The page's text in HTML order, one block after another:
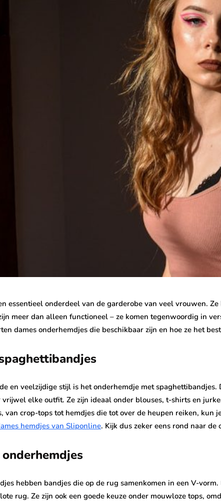
essentieel onderdeel van de garderobe van veel vrouwen.
meer dan alleen functioneel – ze komen tegenwoordig in
dames onderhemdjes die beschikbaar zijn en hoe ze het
en veelzijdige stijl is het onderhemdje met
vrijwel elke outfit. Ze zijn ideaal onder blouses, t-shirts en
van crop-tops tot hemdjes die tot over de heupen reiken,
hemdjes van Sliponline. Kijk dus zeker eens rond naar de
hebben bandjes die op de rug samenkomen in een V-
rug. Ze zijn ook een goede keuze onder mouwloze tops,